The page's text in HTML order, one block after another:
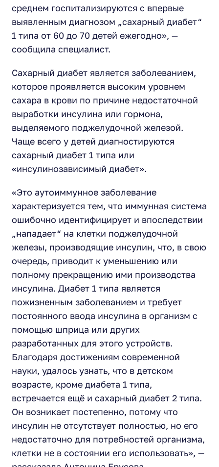
среднем госпитализируются с впервые
выявленным диагнозом „сахарный диабет“
1 типа от 60 до 70 детей ежегодно», —
сообщила специалист.
Сахарный диабет является заболеванием,
которое проявляется высоким уровнем
сахара в крови по причине недостаточной
выработки инсулина или гормона,
выделяемого поджелудочной железой.
Чаще всего у детей диагностируются
сахарный диабет 1 типа или
«инсулинозависимый диабет».
«Это аутоиммунное заболевание
характеризуется тем, что иммунная система
ошибочно идентифицирует и впоследствии
„нападает“ на клетки поджелудочной
железы, производящие инсулин, что, в свою
очередь, приводит к уменьшению или
полному прекращению ими производства
инсулина. Диабет 1 типа является
пожизненным заболеванием и требует
постоянного ввода инсулина в организм с
помощью шприца или других
разработанных для этого устройств.
Благодаря достижениям современной
науки, удалось узнать, что в детском
возрасте, кроме диабета 1 типа,
встречается ещё и сахарный диабет 2 типа.
Он возникает постепенно, потому что
инсулин не отсутствует полностью, но его
недостаточно для потребностей организма,
клетки не в состоянии его использовать», —